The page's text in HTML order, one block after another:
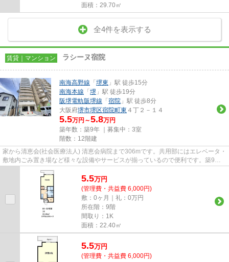
面積：29.70㎡
全4件を表示する
賃貸｜マンション ラシーヌ宿院
南海高野線 「 堺東 」駅 徒歩15分
南海本線 「 堺 」駅 徒歩19分
阪堺電軌阪堺線 「 宿院 」駅 徒歩8分
大阪府堺市堺区宿院町東 ４丁２－１４
5.5万円～5.8万円
築年数：築9年 ｜募集中： 3室
階数：12階建
家から清恵会(社会医療法人) 清恵会病院まで306mです。共用部にはエレベータ・
敷地内ごみ置き場など様々な設備やサービスが揃っているので便利です。築9年
の物件で充実した毎日を過ご...
5.5万円
(管理費・共益費 6,000円)
敷：0ヶ月｜礼：0万円
所在階：9階
間取り：1K
面積：22.40㎡
5.5万円
(管理費・共益費 6,000円)